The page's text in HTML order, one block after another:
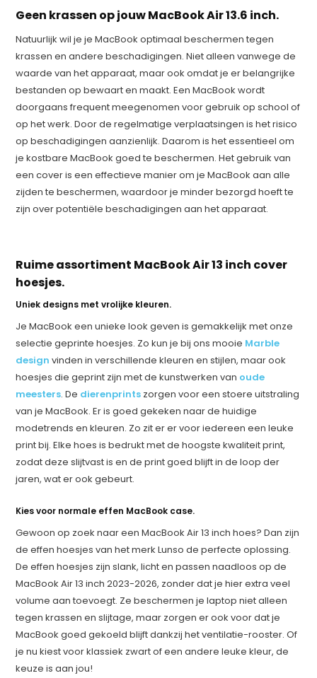
Geen krassen op jouw MacBook Air 13.6 inch.
Natuurlijk wil je je MacBook optimaal beschermen tegen
krassen en andere beschadigingen. Niet alleen vanwege de
waarde van het apparaat, maar ook omdat je er belangrijke
bestanden op bewaart en maakt. Een MacBook wordt
doorgaans frequent meegenomen voor gebruik op school of
op het werk. Door de regelmatige verplaatsingen is het risico
op beschadigingen aanzienlijk. Daarom is het essentieel om
je kostbare MacBook goed te beschermen. Het gebruik van
een cover is een effectieve manier om je MacBook aan alle
zijden te beschermen, waardoor je minder bezorgd hoeft te
zijn over potentiële beschadigingen aan het apparaat.
Ruime assortiment MacBook Air 13 inch cover
hoesjes.
Uniek designs met vrolijke kleuren.
Je MacBook een unieke look geven is gemakkelijk met onze
selectie geprinte hoesjes. Zo kun je bij ons mooie Marble
design vinden in verschillende kleuren en stijlen, maar ook
hoesjes die geprint zijn met de kunstwerken van oude
meesters. De dierenprints zorgen voor een stoere uitstraling
van je MacBook. Er is goed gekeken naar de huidige
modetrends en kleuren. Zo zit er er voor iedereen een leuke
print bij. Elke hoes is bedrukt met de hoogste kwaliteit print,
zodat deze slijtvast is en de print goed blijft in de loop der
jaren, wat er ook gebeurt.
Kies voor normale effen MacBook case.
Gewoon op zoek naar een MacBook Air 13 inch hoes? Dan zijn
de effen hoesjes van het merk Lunso de perfecte oplossing.
De effen hoesjes zijn slank, licht en passen naadloos op de
MacBook Air 13 inch 2023-2026, zonder dat je hier extra veel
volume aan toevoegt. Ze beschermen je laptop niet alleen
tegen krassen en slijtage, maar zorgen er ook voor dat je
MacBook goed gekoeld blijft dankzij het ventilatie-rooster. Of
je nu kiest voor klassiek zwart of een andere leuke kleur, de
keuze is aan jou!